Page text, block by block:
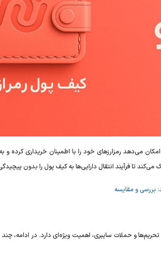
امکان می‌دهد رمزارز‌های خود را با اطمینان خریداری کرده
بررسی و مقایسه
و حملات سایبری، اهمیت ویژه‌ای دارد. در ادامه،